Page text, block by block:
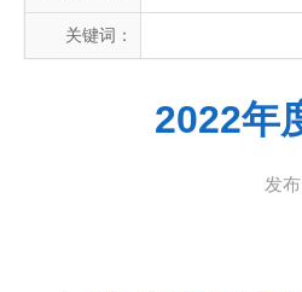
关键词：
2022年
发